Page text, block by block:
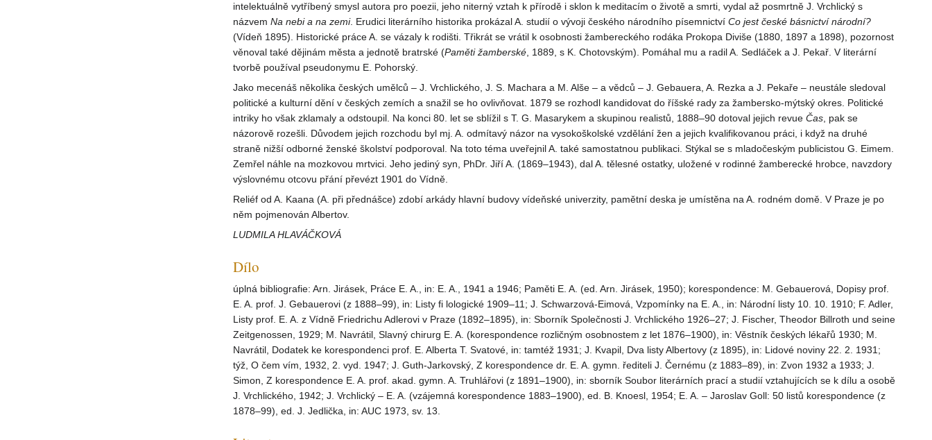
intelektuálně vytříbený smysl autora pro poezii, jeho niterný vztah k přírodě i sklon k meditacím o životě a smrti, vydal až posmrtně J. Vrchlický s
názvem Na nebi a na zemi. Erudici literárního historika prokázal A. studií o vývoji českého národního písemnictví Co jest české básnictví národní?
(Vídeň 1895). Historické práce A. se vázaly k rodišti. Třikrát se vrátil k osobnosti žambereckého rodáka Prokopa Diviše (1880, 1897 a 1898), pozornost
věnoval také dějinám města a jednotě bratrské (Paměti žamberské , 1889, s K. Chotovským). Pomáhal mu a radil A. Sedláček a J. Pekař. V literární
tvorbě používal pseudonymu E. Pohorský.
Jako mecenáš několika českých umělců – J. Vrchlického, J. S. Machara a M. Alše – a vědců – J. Gebauera, A. Rezka a J. Pekaře – neustále sledoval
politické a kulturní dění v českých zemích a snažil se ho ovlivňovat. 1879 se rozhodl kandidovat do říšské rady za žambersko-mýtský okres. Politické
intriky ho však zklamaly a odstoupil. Na konci 80. let se sblížil s T. G. Masarykem a skupinou realistů, 1888–90 dotoval jejich revue Čas , pak se
názorově rozešli. Důvodem jejich rozchodu byl mj. A. odmítavý názor na vysokoškolské vzdělání žen a jejich kvalifikovanou práci, i když na druhé
straně nižší odborné ženské školství podporoval. Na toto téma uveřejnil A. také samostatnou publikaci. Stýkal se s mladočeským publicistou G. Eimem.
Zemřel náhle na mozkovou mrtvici. Jeho jediný syn, PhDr. Jiří A. (1869–1943), dal A. tělesné ostatky, uložené v rodinné žamberecké hrobce, navzdory
výslovnému otcovu přání převézt 1901 do Vídně.
Reliéf od A. Kaana (A. při přednášce) zdobí arkády hlavní budovy vídeňské univerzity, pamětní deska je umístěna na A. rodném domě. V Praze je po
něm pojmenován Albertov.
LUDMILA HLAVÁČKOVÁ
Dílo
úplná bibliografie: Arn. Jirásek, Práce E. A., in: E. A., 1941 a 1946; Paměti E. A. (ed. Arn. Jirásek, 1950); korespondence: M. Gebauerová, Dopisy prof.
E. A. prof. J. Gebauerovi (z 1888–99), in: Listy fi lologické 1909–11; J. Schwarzová-Eimová, Vzpomínky na E. A., in: Národní listy 10. 10. 1910; F. Adler,
Listy prof. E. A. z Vídně Friedrichu Adlerovi v Praze (1892–1895), in: Sborník Společnosti J. Vrchlického 1926–27; J. Fischer, Theodor Billroth und seine
Zeitgenossen, 1929; M. Navrátil, Slavný chirurg E. A. (korespondence rozličným osobnostem z let 1876–1900), in: Věstník českých lékařů 1930; M.
Navrátil, Dodatek ke korespondenci prof. E. Alberta T. Svatové, in: tamtéž 1931; J. Kvapil, Dva listy Albertovy (z 1895), in: Lidové noviny 22. 2. 1931;
týž, O čem vím, 1932, 2. vyd. 1947; J. Guth-Jarkovský, Z korespondence dr. E. A. gymn. řediteli J. Černému (z 1883–89), in: Zvon 1932 a 1933; J.
Simon, Z korespondence E. A. prof. akad. gymn. A. Truhlářovi (z 1891–1900), in: sborník Soubor literárních prací a studií vztahujících se k dílu a osobě
J. Vrchlického, 1942; J. Vrchlický – E. A. (vzájemná korespondence 1883–1900), ed. B. Knoesl, 1954; E. A. – Jaroslav Goll: 50 listů korespondence (z
1878–99), ed. J. Jedlička, in: AUC 1973, sv. 13.